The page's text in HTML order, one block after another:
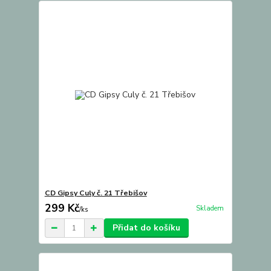
CD Gipsy Culy č. 21 Třebišov
299 Kč/ks Skladem
Přidat do košíku